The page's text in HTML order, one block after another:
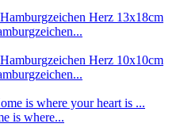
is where...